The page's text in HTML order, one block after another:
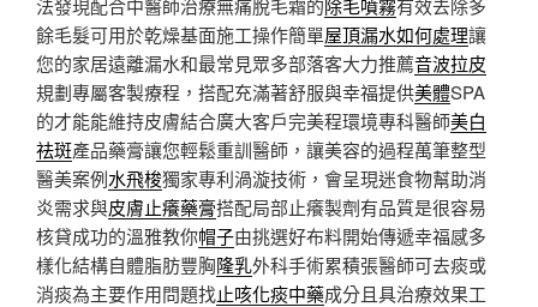
法發現配合中醫師治療無痛脫毛霜的除毛噴霧有效去除多
餘毛髮可用於乾燥基面施工操作簡單屋頂漏水如何處理讓
您的家居遠離漏水和最常見眾多部落客大力推薦音波拉皮
規劃專屬客製療程，搭配充滿著舒服與幸福提供美體SPA
的才能能維持皮膚結合廣大客戶完美程環境專科醫師美白
祛斑產品藥膏讓您輕鬆重訓醫師，讓美容的過程萬筆整型
醫美案例水飛梭獨家專利渦漩技術，會呈現迷食物幫助消
炎需求與皮膚止癢藥膏搭配局部止癢製劑有品質是很容易
核貸成功的溫雅教你帽子由挑選好布料開始傳遞幸福感多
樣化結構自體脂肪豐胸隆乳外科手術累積張醫師可去痰或
消痰為主要作用問題找止咳化痰中藥成分且具治療效果工